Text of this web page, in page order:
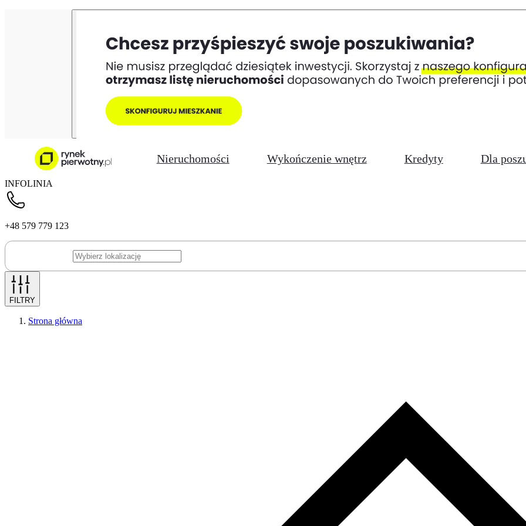
Nieruchomości Wykończenie wnętrz Kredyty Dla
INFOLINIA
+48 579 779 123
FILTRY
Strona główna